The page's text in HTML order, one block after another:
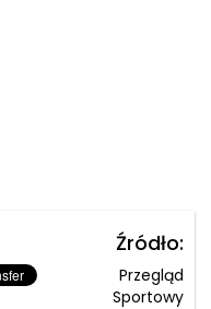
Źródło:
Przegląd
Sportowy